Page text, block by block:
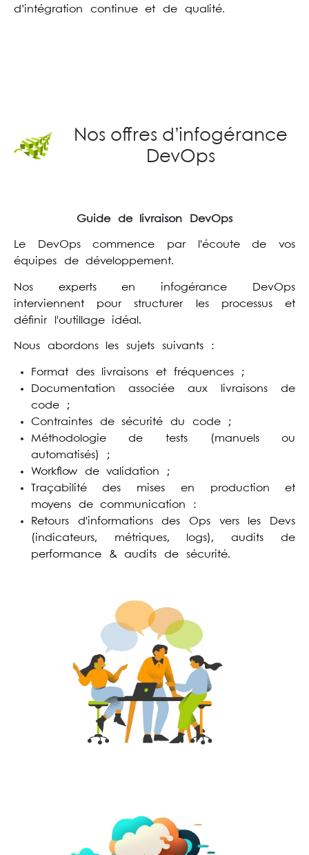
d’intégration continue et de qualité.
Nos offres d’infogérance
DevOps
Guide de livraison DevOps
Le DevOps commence par l'écoute de vos
équipes de développement.
Nos experts en infogérance DevOps
interviennent pour structurer les processus et
définir l'outillage idéal.
Nous abordons les sujets suivants :
Format des livraisons et fréquences ;
Documentation associée aux livraisons de
code ;
Contraintes de sécurité du code ;
Méthodologie de tests (manuels ou
automatisés) ;
Workflow de validation ;
Traçabilité des mises en production et
moyens de communication :
Retours d'informations des Ops vers les Devs
(indicateurs, métriques, logs), audits de
performance & audits de sécurité.